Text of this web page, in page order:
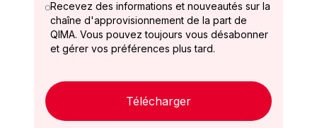
Recevez des informations et nouveautés sur la
chaîne d'approvisionnement de la part de
QIMA. Vous pouvez toujours vous désabonner
et gérer vos préférences plus tard.
Télécharger